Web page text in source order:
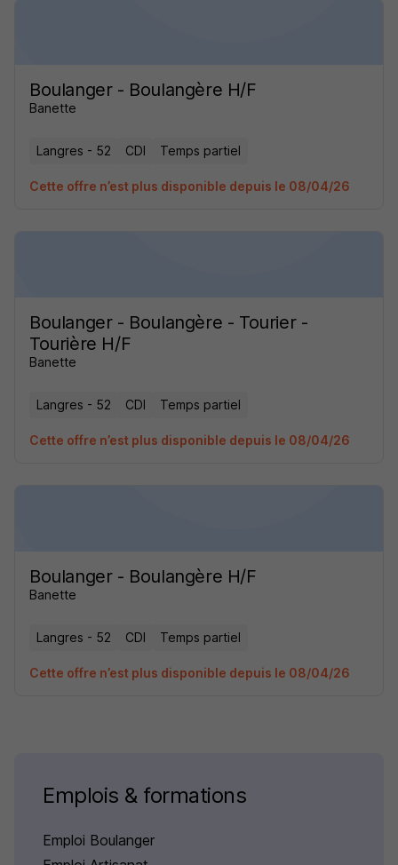
Boulanger - Boulangère H/F
Banette
Langres - 52 CDI Temps partiel
Cette offre n’est plus disponible depuis le 08/04/26
Boulanger - Boulangère - Tourier -
Tourière H/F
Banette
Langres - 52 CDI Temps partiel
Cette offre n’est plus disponible depuis le 08/04/26
Boulanger - Boulangère H/F
Banette
Langres - 52 CDI Temps partiel
Cette offre n’est plus disponible depuis le 08/04/26
Emplois & formations
Emploi Boulanger